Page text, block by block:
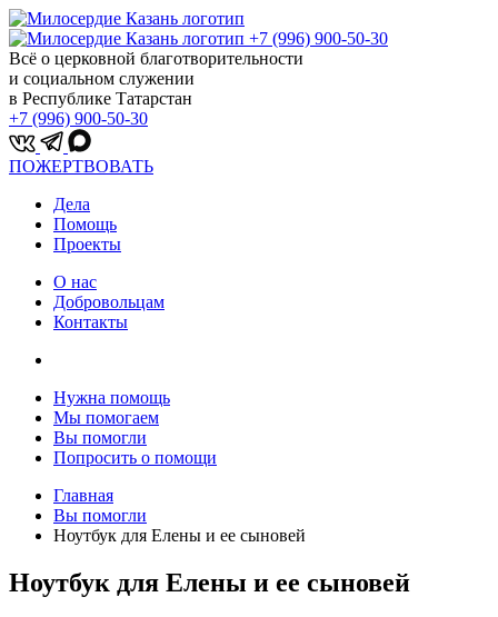
+7 (996) 900-50-30
Всё о церковной благотворительности
и социальном служении
в Республике Татарстан
+7 (996) 900-50-30
ПОЖЕРТВОВАТЬ
Дела
Помощь
Проекты
О нас
Добровольцам
Контакты
Нужна помощь
Мы помогаем
Вы помогли
Попросить о помощи
Главная
Вы помогли
Ноутбук для Елены и ее сыновей
Ноутбук для Елены и ее сыновей